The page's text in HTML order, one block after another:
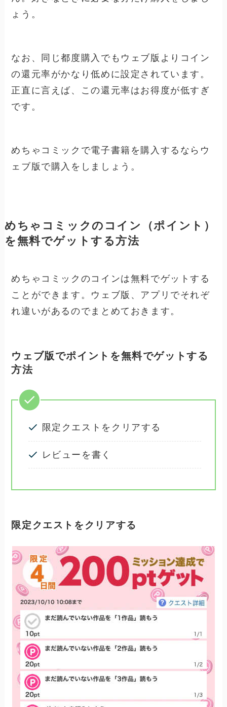
ょう。
なお、同じ都度購入でもウェブ版よりコイン
の還元率がかなり低めに設定されています。
正直に言えば、この還元率はお得度が低すぎ
です。
めちゃコミックで電子書籍を購入するならウ
ェブ版で購入をしましょう。
めちゃコミックのコイン（ポイント）
を無料でゲットする方法
めちゃコミックのコインは無料でゲットする
ことができます。ウェブ版、アプリでそれぞ
れ違いがあるのでまとめておきます。
ウェブ版でポイントを無料でゲットする
方法
限定クエストをクリアする
レビューを書く
限定クエストをクリアする